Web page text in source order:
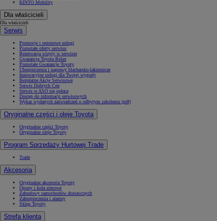
KINTO Mobility
Dla właścicieli
Dla właścicieli
Serwis
Promocje i sezonowe usługi
Pozostałe oferty serwisu
Rezerwacja wizyty w serwisie
Gwarancja Toyota Relax
Pozostałe Gwarancje Toyoty
Ubezpieczenia i naprawy blacharsko-lakiernicze
Innowacyjne usługi dla Twojej wygody
Bezpłatne Akcje Serwisowe
Serwis Dobrych Cen
Serwis w ASO się opłaca
Dostęp do informacji serwisowych
Wykaz wydanych zaświadczeń o odbytym szkoleniu (pdf)
Oryginalne części i oleje Toyota
Oryginalne części Toyoty
Oryginalne oleje Toyoty
Program Sprzedaży Hurtowej Trade
Trade
Akcesoria
Oryginalne akcesoria Toyoty
Opony i koła zimowe
Zabudowy samochodów dostawczych
Zabezpieczenia i alarmy
Sklep Toyoty
Strefa klienta